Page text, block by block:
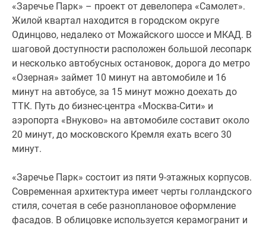
«Заречье Парк» – проект от девелопера «Самолет».
Жилой квартал находится в городском округе
Одинцово, недалеко от Можайского шоссе и МКАД. В
шаговой доступности расположен большой лесопарк
и несколько автобусных остановок, дорога до метро
«Озерная» займет 10 минут на автомобиле и 16
минут на автобусе, за 15 минут можно доехать до
ТТК. Путь до бизнес-центра «Москва-Сити» и
аэропорта «Внуково» на автомобиле составит около
20 минут, до московского Кремля ехать всего 30
минут.
«Заречье Парк» состоит из пяти 9-этажных корпусов.
Современная архитектура имеет черты голландского
стиля, сочетая в себе разноплановое оформление
фасадов. В облицовке используется керамогранит и